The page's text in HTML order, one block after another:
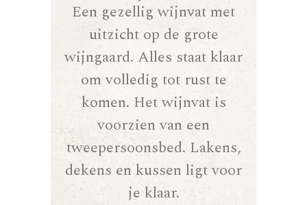
Een gezellig wijnvat met
uitzicht op de grote
wijngaard. Alles staat klaar
om volledig tot rust te
komen. Het wijnvat is
voorzien van een
tweepersoonsbed. Lakens,
dekens en kussen ligt voor
je klaar.